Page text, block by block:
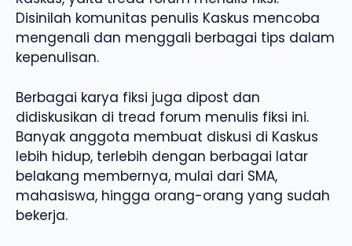
Disinilah komunitas penulis Kaskus mencoba
mengenali dan menggali berbagai tips dalam
kepenulisan.
Berbagai karya fiksi juga dipost dan
didiskusikan di tread forum menulis fiksi ini.
Banyak anggota membuat diskusi di Kaskus
lebih hidup, terlebih dengan berbagai latar
belakang membernya, mulai dari SMA,
mahasiswa, hingga orang-orang yang sudah
bekerja.